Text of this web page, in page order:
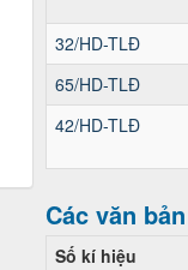
32/HD-TLĐ
65/HD-TLĐ
42/HD-TLĐ
Các văn
Số kí hiệu